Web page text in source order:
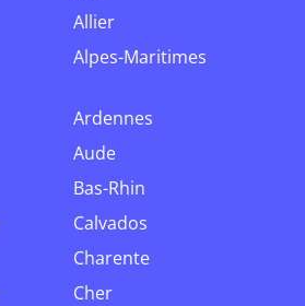
Allier
Alpes-Maritimes
Ardennes
Aude
Bas-Rhin
Calvados
Charente
Cher